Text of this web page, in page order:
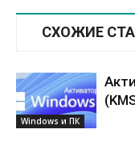
СХОЖИЕ
Windows и ПК